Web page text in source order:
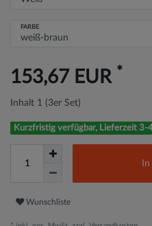
FARBE
153,67 EUR *
Inhalt 1 (3er Set)
Kurzfristig verfügbar, Lieferzeit 3-
Wunschliste